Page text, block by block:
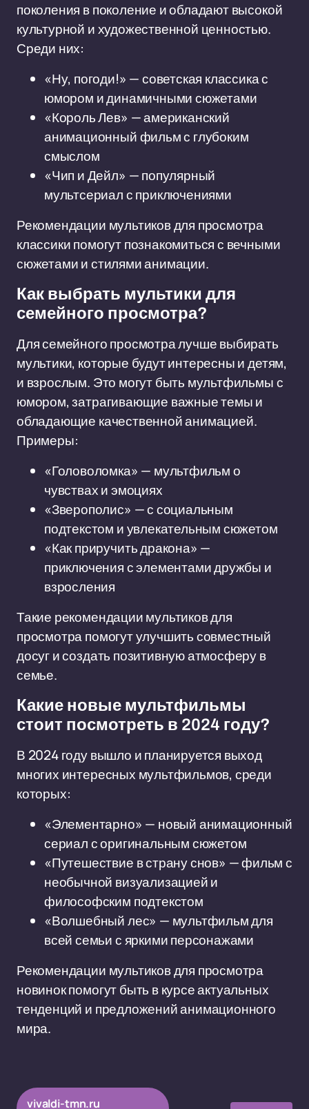
поколения в поколение и обладают высокой
культурной и художественной ценностью.
Среди них:
«Ну, погоди!» — советская классика с
юмором и динамичными сюжетами
«Король Лев» — американский
анимационный фильм с глубоким
смыслом
«Чип и Дейл» — популярный
мультсериал с приключениями
Рекомендации мультиков для просмотра
классики помогут познакомиться с вечными
сюжетами и стилями анимации.
Как выбрать мультики для
семейного просмотра?
Для семейного просмотра лучше выбирать
мультики, которые будут интересны и детям,
и взрослым. Это могут быть мультфильмы с
юмором, затрагивающие важные темы и
обладающие качественной анимацией.
Примеры:
«Головоломка» — мультфильм о
чувствах и эмоциях
«Зверополис» — с социальным
подтекстом и увлекательным сюжетом
«Как приручить дракона» —
приключения с элементами дружбы и
взросления
Такие рекомендации мультиков для
просмотра помогут улучшить совместный
досуг и создать позитивную атмосферу в
семье.
Какие новые мультфильмы
стоит посмотреть в 2024 году?
В 2024 году вышло и планируется выход
многих интересных мультфильмов, среди
которых:
«Элементарно» — новый анимационный
сериал с оригинальным сюжетом
«Путешествие в страну снов» — фильм с
необычной визуализацией и
философским подтекстом
«Волшебный лес» — мультфильм для
всей семьи с яркими персонажами
Рекомендации мультиков для просмотра
новинок помогут быть в курсе актуальных
тенденций и предложений анимационного
мира.
vivaldi-tmn.ru